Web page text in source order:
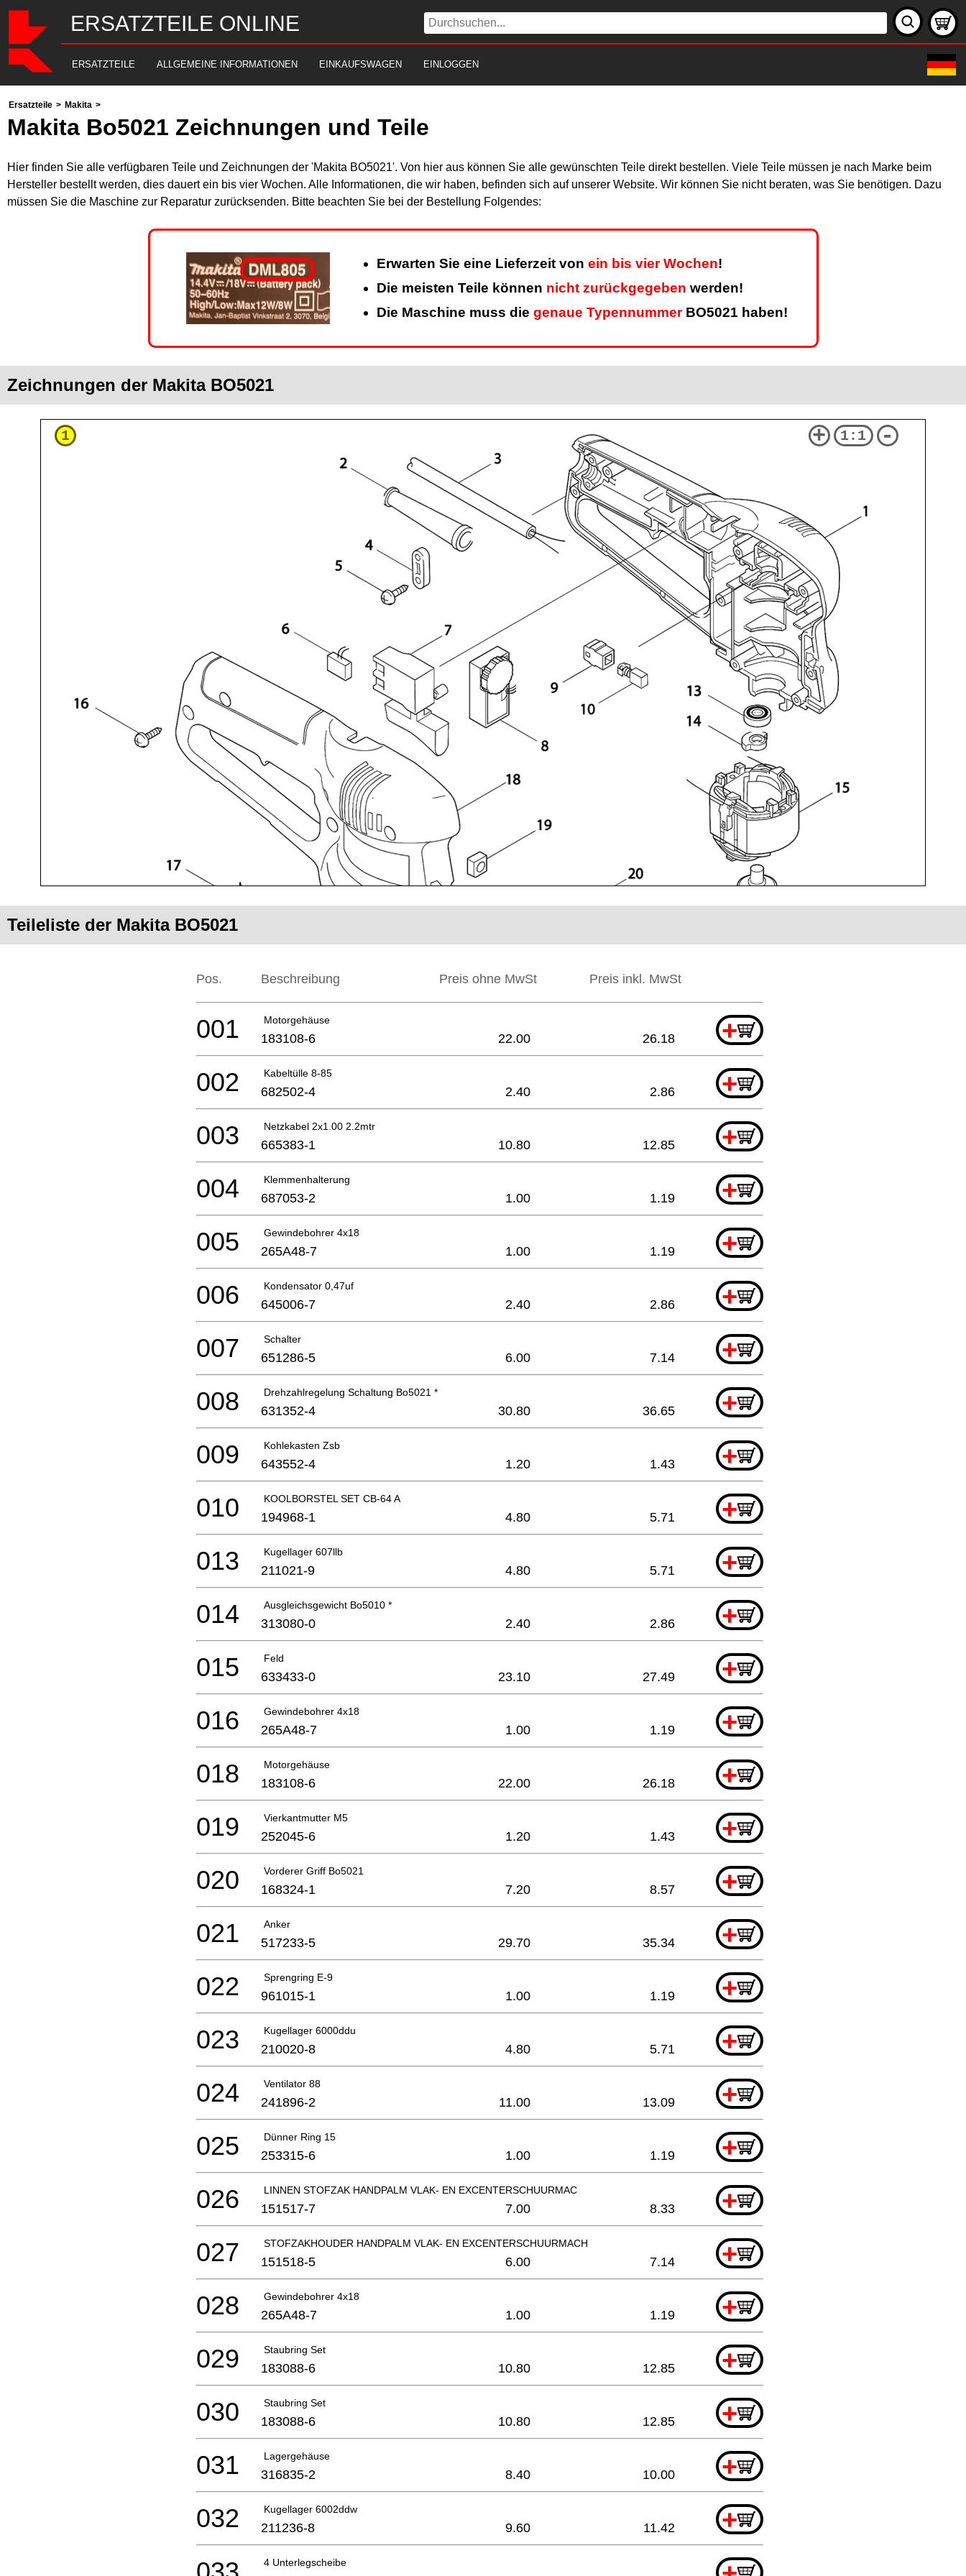
ERSATZTEILE ONLINE
ERSATZTEILE ALLGEMEINE INFORMATIONEN EINKAUFSWAGEN EINLOGGEN
Ersatzteile > Makita >
Makita Bo5021 Zeichnungen und Teile
Hier finden Sie alle verfügbaren Teile und Zeichnungen der 'Makita BO5021'. Von hier aus können Sie alle gewünschten Teile direkt bestellen. Viele Teile müssen je nach Marke beim
Hersteller bestellt werden, dies dauert ein bis vier Wochen. Alle Informationen, die wir haben, befinden sich auf unserer Website. Wir können Sie nicht beraten, was Sie benötigen. Dazu
müssen Sie die Maschine zur Reparatur zurücksenden. Bitte beachten Sie bei der Bestellung Folgendes:
Erwarten Sie eine Lieferzeit von ein bis vier Wochen!
Die meisten Teile können nicht zurückgegeben werden!
Die Maschine muss die genaue TypennummerBO5021 haben!
Zeichnungen der Makita BO5021
1 + 1:1 -
Teileliste der Makita BO5021
Pos. Beschreibung Preis ohne MwSt Preis inkl. MwSt
Motorgehäuse +
001 183108-6 22.00 26.18
Kabeltülle 8-85 +
002 682502-4 2.40 2.86
Netzkabel 2x1.00 2.2mtr +
003 665383-1 10.80 12.85
Klemmenhalterung +
004 687053-2 1.00 1.19
Gewindebohrer 4x18 +
005 265A48-7 1.00 1.19
Kondensator 0,47uf +
006 645006-7 2.40 2.86
Schalter +
007 651286-5 6.00 7.14
Drehzahlregelung Schaltung Bo5021 * +
008 631352-4 30.80 36.65
Kohlekasten Zsb +
009 643552-4 1.20 1.43
KOOLBORSTEL SET CB-64 A +
010 194968-1 4.80 5.71
Kugellager 607llb +
013 211021-9 4.80 5.71
Ausgleichsgewicht Bo5010 * +
014 313080-0 2.40 2.86
Feld +
015 633433-0 23.10 27.49
Gewindebohrer 4x18 +
016 265A48-7 1.00 1.19
Motorgehäuse +
018 183108-6 22.00 26.18
Vierkantmutter M5 +
019 252045-6 1.20 1.43
Vorderer Griff Bo5021 +
020 168324-1 7.20 8.57
Anker +
021 517233-5 29.70 35.34
Sprengring E-9 +
022 961015-1 1.00 1.19
Kugellager 6000ddu +
023 210020-8 4.80 5.71
Ventilator 88 +
024 241896-2 11.00 13.09
Dünner Ring 15 +
025 253315-6 1.00 1.19
LINNEN STOFZAK HANDPALM VLAK- EN EXCENTERSCHUURMAC +
026 151517-7 7.00 8.33
STOFZAKHOUDER HANDPALM VLAK- EN EXCENTERSCHUURMACH +
027 151518-5 6.00 7.14
Gewindebohrer 4x18 +
028 265A48-7 1.00 1.19
Staubring Set +
029 183088-6 10.80 12.85
Staubring Set +
030 183088-6 10.80 12.85
Lagergehäuse +
031 316835-2 8.40 10.00
Kugellager 6002ddw +
032 211236-8 9.60 11.42
4 Unterlegscheibe